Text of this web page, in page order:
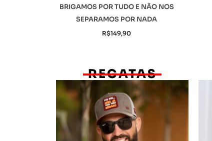
BRIGAMOS POR TUDO E NÃO NOS
SEPARAMOS POR NADA
R$149,90
REGATAS